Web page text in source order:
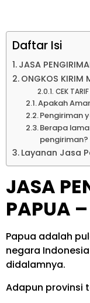
Daftar Isi
JASA
ONGKOS KIRIM
CEK
Apakah
Pengiriman
Berapa
pengiriman?
Layanan Jasa
JASA
PAPUA
Papua adalah
negara
didalamnya.
Adapun provinsi